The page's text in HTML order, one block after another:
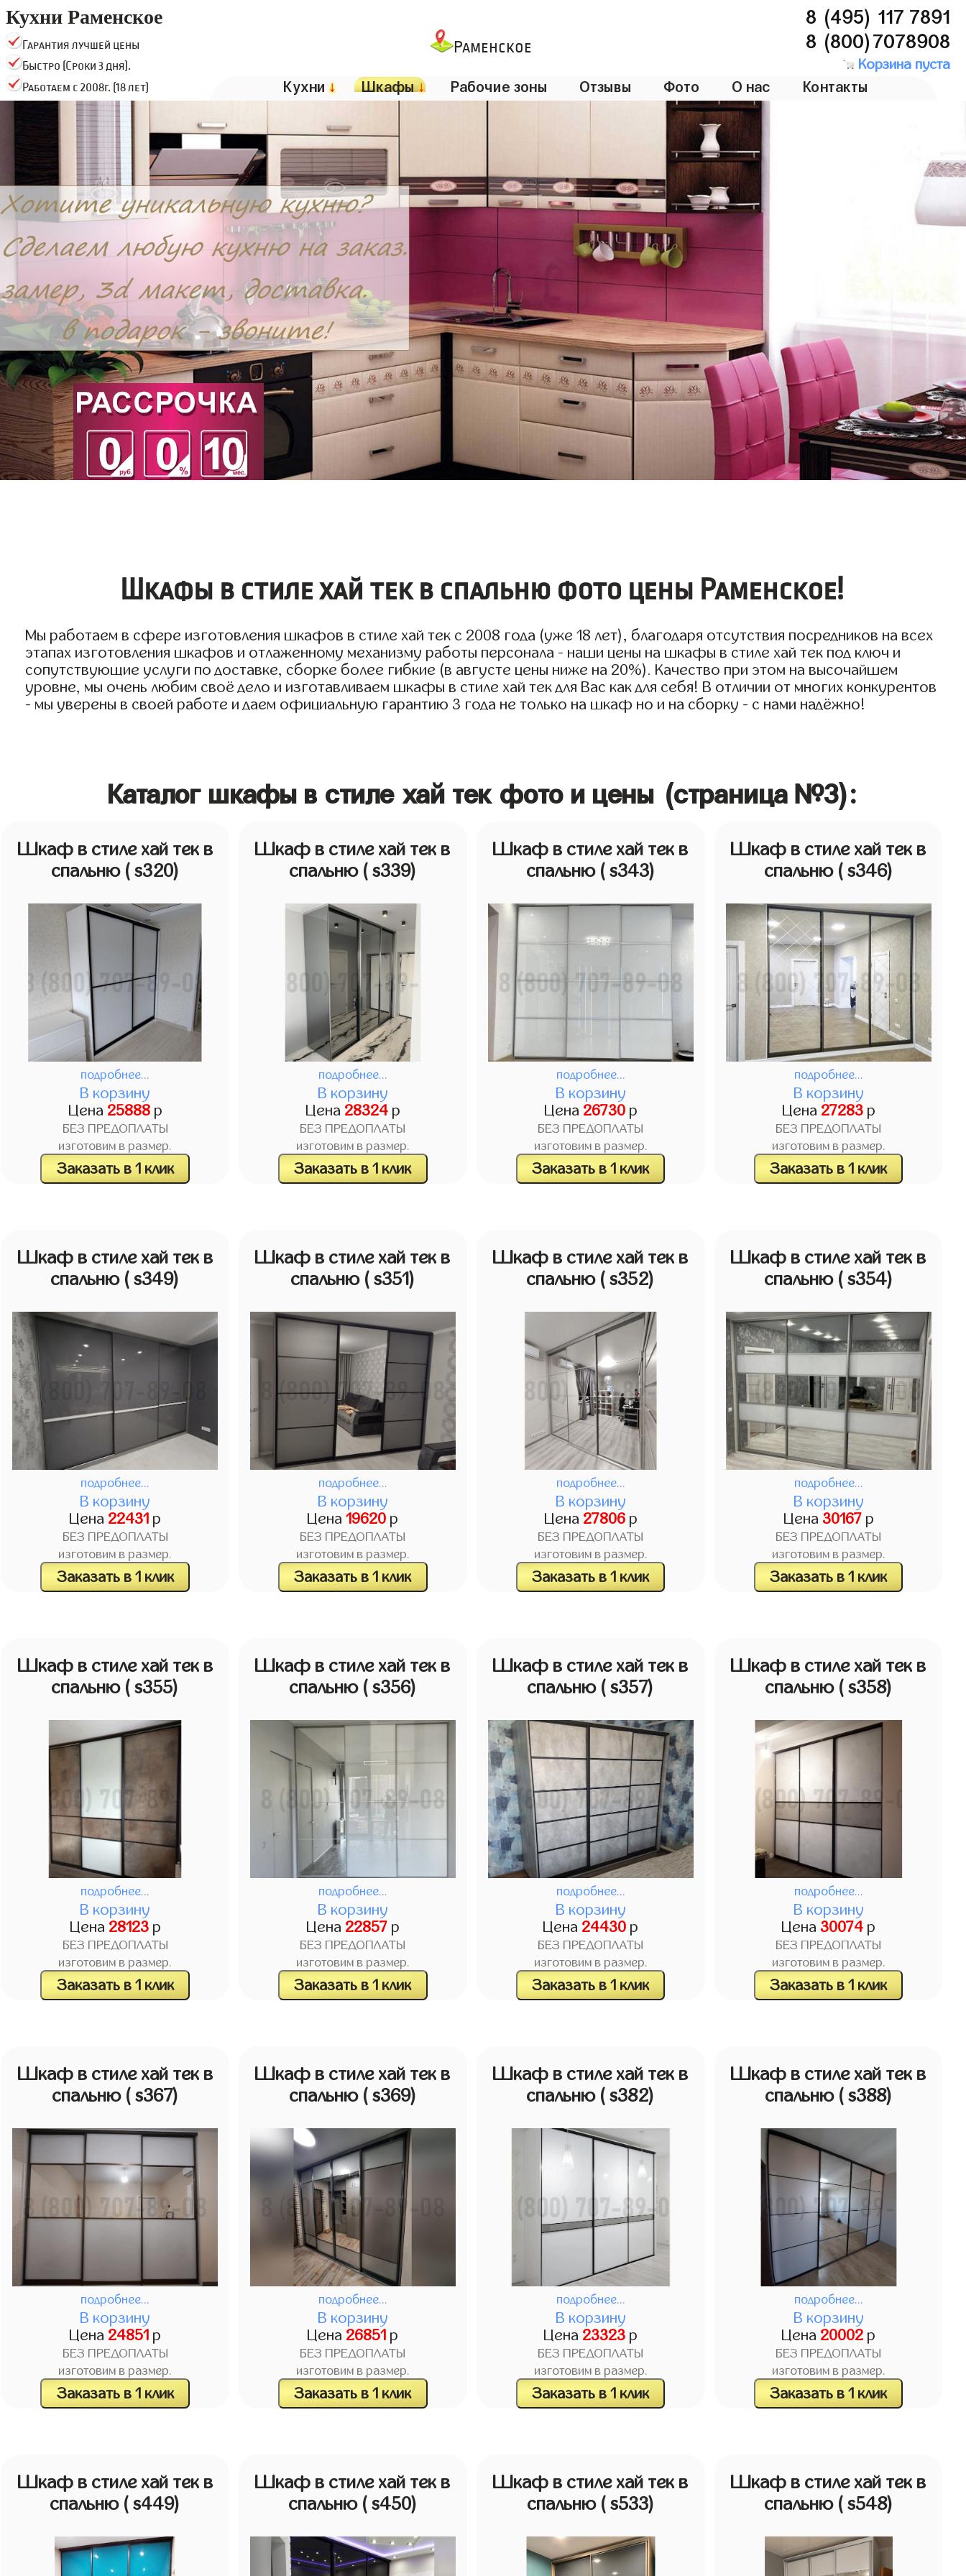
Кухни Раменское
Гарантия лучшей цены
Быстро (Сроки 3 дня).
Работаем с 2008г. (18 лет)
Раменское
8 (495) 117 7891
8 (800)7078908
Корзина пуста
Кухни↓ Шкафы↓ Рабочие зоны Отзывы Фото О нас Контакты
Шкафы в стиле хай тек в спальню фото цены Раменское!
Мы работаем в сфере изготовления шкафов в стиле хай тек с 2008 года (уже 18 лет), благодаря отсутствия посредников на всех
этапах изготовления шкафов и отлаженному механизму работы персонала - наши цены на шкафы в стиле хай тек под ключ и
сопутствующие услуги по доставке, сборке более гибкие (в августе цены ниже на 20%). Качество при этом на высочайшем
уровне, мы очень любим своё дело и изготавливаем шкафы в стиле хай тек для Вас как для себя! В отличии от многих конкурентов
- мы уверены в своей работе и даем официальную гарантию 3 года не только на шкаф но и на сборку - с нами надёжно!
Каталог шкафы в стиле хай тек фото и цены (страница №3):
Шкаф в стиле хай тек в
спальню ( s320)
подробнее...
В корзину
Цена 25888р
БЕЗ ПРЕДОПЛАТЫ
изготовим в размер.
Заказать в 1 клик
Шкаф в стиле хай тек в
спальню ( s339)
подробнее...
В корзину
Цена 28324р
БЕЗ ПРЕДОПЛАТЫ
изготовим в размер.
Заказать в 1 клик
Шкаф в стиле хай тек в
спальню ( s343)
подробнее...
В корзину
Цена 26730р
БЕЗ ПРЕДОПЛАТЫ
изготовим в размер.
Заказать в 1 клик
Шкаф в стиле хай тек в
спальню ( s346)
подробнее...
В корзину
Цена 27283р
БЕЗ ПРЕДОПЛАТЫ
изготовим в размер.
Заказать в 1 клик
Шкаф в стиле хай тек в
спальню ( s349)
подробнее...
В корзину
Цена 22431 р
БЕЗ ПРЕДОПЛАТЫ
изготовим в размер.
Заказать в 1 клик
Шкаф в стиле хай тек в
спальню ( s351)
подробнее...
В корзину
Цена19620 р
БЕЗ ПРЕДОПЛАТЫ
изготовим в размер.
Заказать в 1 клик
Шкаф в стиле хай тек в
спальню ( s352)
подробнее...
В корзину
Цена 27806р
БЕЗ ПРЕДОПЛАТЫ
изготовим в размер.
Заказать в 1 клик
Шкаф в стиле хай тек в
спальню ( s354)
подробнее...
В корзину
Цена 30167р
БЕЗ ПРЕДОПЛАТЫ
изготовим в размер.
Заказать в 1 клик
Шкаф в стиле хай тек в
спальню ( s355)
подробнее...
В корзину
Цена 28123р
БЕЗ ПРЕДОПЛАТЫ
изготовим в размер.
Заказать в 1 клик
Шкаф в стиле хай тек в
спальню ( s356)
подробнее...
В корзину
Цена 22857р
БЕЗ ПРЕДОПЛАТЫ
изготовим в размер.
Заказать в 1 клик
Шкаф в стиле хай тек в
спальню ( s357)
подробнее...
В корзину
Цена 24430 р
БЕЗ ПРЕДОПЛАТЫ
изготовим в размер.
Заказать в 1 клик
Шкаф в стиле хай тек в
спальню ( s358)
подробнее...
В корзину
Цена 30074 р
БЕЗ ПРЕДОПЛАТЫ
изготовим в размер.
Заказать в 1 клик
Шкаф в стиле хай тек в
спальню ( s367)
подробнее...
В корзину
Цена 24851 р
БЕЗ ПРЕДОПЛАТЫ
изготовим в размер.
Заказать в 1 клик
Шкаф в стиле хай тек в
спальню ( s369)
подробнее...
В корзину
Цена 26851 р
БЕЗ ПРЕДОПЛАТЫ
изготовим в размер.
Заказать в 1 клик
Шкаф в стиле хай тек в
спальню ( s382)
подробнее...
В корзину
Цена 23323 р
БЕЗ ПРЕДОПЛАТЫ
изготовим в размер.
Заказать в 1 клик
Шкаф в стиле хай тек в
спальню ( s388)
подробнее...
В корзину
Цена 20002 р
БЕЗ ПРЕДОПЛАТЫ
изготовим в размер.
Заказать в 1 клик
Шкаф в стиле хай тек в
спальню ( s449)
Шкаф в стиле хай тек в
спальню ( s450)
Шкаф в стиле хай тек в
спальню ( s533)
Шкаф в стиле хай тек в
спальню ( s548)